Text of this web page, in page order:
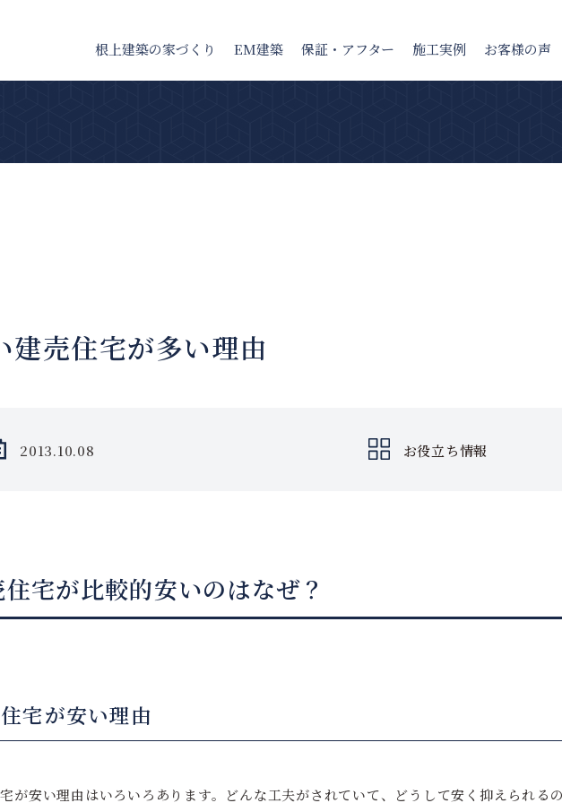
根上建築の家づくり EM建築 保証・アフター 施工実例 お客様の声
建売住宅が多い理由
2013.10.08 お役立ち情報
宅が比較的安いのはなぜ？
宅が安い理由
が安い理由はいろいろあります。どんな工夫がされていて、どうして安く抑えられる